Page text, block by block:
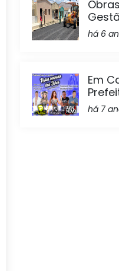
agreste paraibano,
Maria das Dores
(11), a entrega de
foi a Escola
há 6
Em
há 7